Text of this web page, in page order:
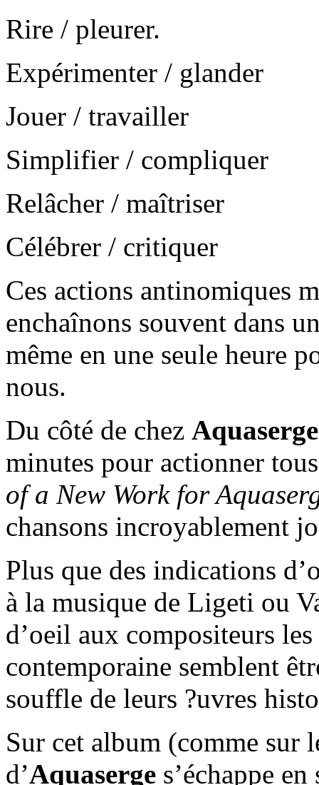
Rire / pleurer.
Expérimenter / glander
Jouer / travailler
Simplifier / compliquer
Relâcher / maîtriser
Célébrer / critiquer
Ces actions antinomiques
enchaînons souvent dans
même en une seule heure
nous.
Du côté de chez Aquaserge
minutes pour actionner
of a New Work for
chansons incroyablement
Plus que des indications
à la musique de Ligeti ou
d’oeil aux compositeurs
contemporaine semblent
souffle de leurs ?uvres
Sur cet album (comme sur
d’Aquaserge s’échappe